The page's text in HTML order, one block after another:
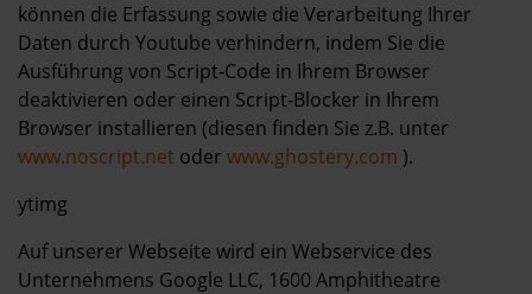
können die Erfassung sowie die Verarbeitung Ihrer
Daten durch Youtube verhindern, indem Sie die
Ausführung von Script-Code in Ihrem Browser
deaktivieren oder einen Script-Blocker in Ihrem
Browser installieren (diesen finden Sie z.B. unter
www.noscript.net oder www.ghostery.com ).
ytimg
Auf unserer Webseite wird ein Webservice des
Unternehmens Google LLC, 1600 Amphitheatre